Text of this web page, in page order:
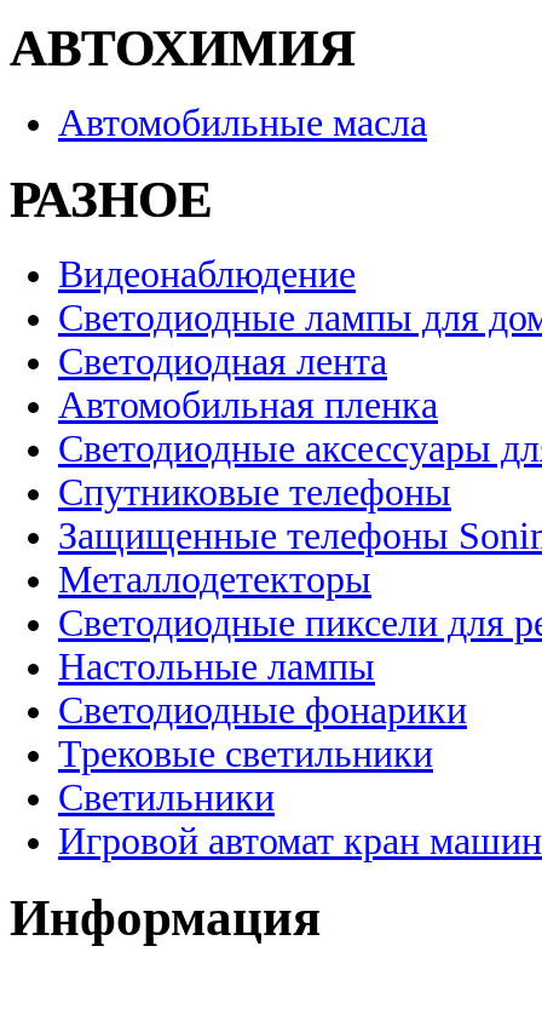
АВТОХИМИЯ
Автомобильные масла
РАЗНОЕ
Видеонаблюдение
Светодиодные лампы для
Светодиодная лента
Автомобильная пленка
Светодиодные аксессуары
Спутниковые телефоны
Защищенные телефоны
Металлодетекторы
Светодиодные пиксели для
Настольные лампы
Светодиодные фонарики
Трековые светильники
Светильники
Игровой автомат кран
Информация